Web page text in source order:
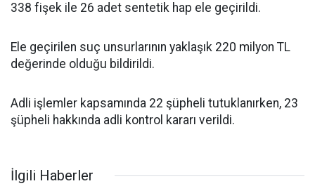
338 fişek ile 26 adet sentetik hap ele geçirildi.
Ele geçirilen suç unsurlarının yaklaşık 220 milyon TL
değerinde olduğu bildirildi.
Adli işlemler kapsamında 22 şüpheli tutuklanırken, 23
şüpheli hakkında adli kontrol kararı verildi.
İlgili Haberler